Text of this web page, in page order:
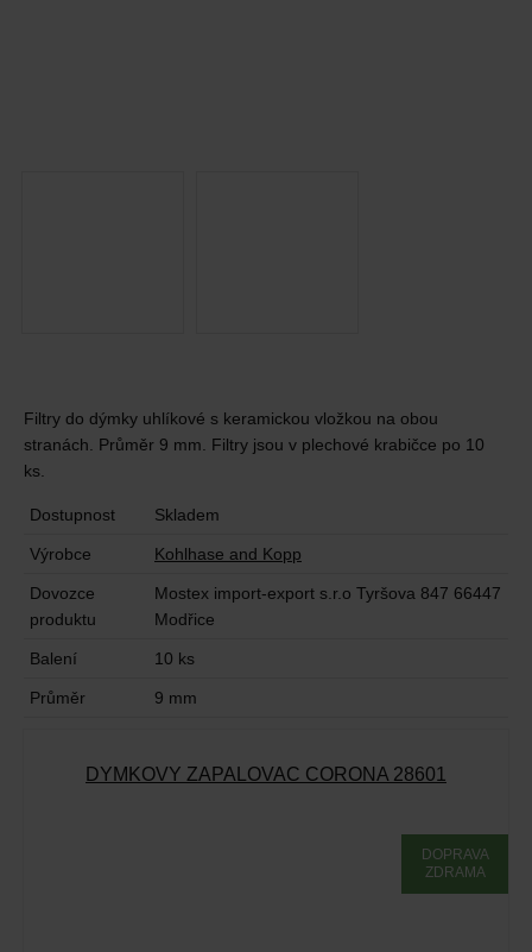
Filtry do dýmky uhlíkové s keramickou vložkou na obou
stranách. Průměr 9 mm. Filtry jsou v plechové krabičce po 10
ks.
Dostupnost Skladem
Výrobce Kohlhase and Kopp
Dovozce
produktu
Mostex import-export s.r.o Tyršova 847 66447
Modřice
Balení 10 ks
Průměr 9 mm
DÝMKOVÝ ZAPALOVAČ CORONA 28601
DOPRAVA
ZDRAMA